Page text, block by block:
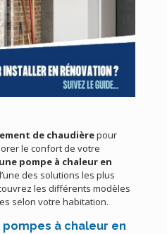
de chaudièrepour
le confort de votre
pompe à chaleur en
des solutions les plus
les différents modèles
selon votre habitation.
pompes à chaleur en